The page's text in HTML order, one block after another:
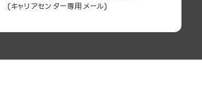
(キャリアセンター専用メール)